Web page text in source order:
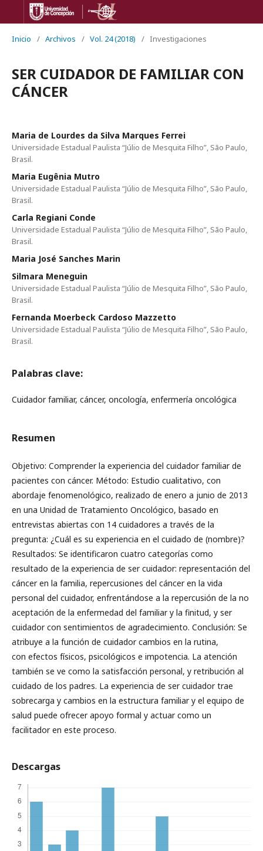
Inicio / Archivos / Vol. 24 (2018) / Investigaciones
SER CUIDADOR DE FAMILIAR CON
CÁNCER
Maria de Lourdes da Silva Marques Ferrei
Universidade Estadual Paulista “Júlio de Mesquita Filho”, São Paulo,
Brasil.
Maria Eugênia Mutro
Universidade Estadual Paulista “Júlio de Mesquita Filho”, São Paulo,
Brasil.
Carla Regiani Conde
Universidade Estadual Paulista “Júlio de Mesquita Filho”, São Paulo,
Brasil.
Maria José Sanches Marin
Silmara Meneguin
Universidade Estadual Paulista “Júlio de Mesquita Filho”, São Paulo,
Brasil.
Fernanda Moerbeck Cardoso Mazzetto
Universidade Estadual Paulista “Júlio de Mesquita Filho”, São Paulo,
Brasil.
Palabras clave:
Cuidador familiar, cáncer, oncología, enfermería oncológica
Resumen
Objetivo: Comprender la experiencia del cuidador familiar de
pacientes con cáncer. Método: Estudio cualitativo, con
abordaje fenomenológico, realizado de enero a junio de 2013
en una Unidad de Tratamiento Oncológico, basado en
entrevistas abiertas con 14 cuidadores a través de la
pregunta: ¿Cuál es su experiencia en el cuidado de (nombre)?
Resultados: Se identificaron cuatro categorías como
resultado de la experiencia de ser cuidador: representación del
cáncer en la familia, repercusiones del cáncer en la vida
personal del cuidador, enfrentándose a la repercusión de la no
aceptación de la enfermedad del familiar y la finitud, y ser
cuidador con sentimientos de agradecimiento. Conclusión: Se
atribuye a la función de cuidador cambios en la rutina,
con efectos físicos, psicológicos e impotencia. La atención
también se ve como la satisfacción personal, y retribución al
cuidado de los padres. La experiencia de ser cuidador trae
sobrecarga y cambios en la estructura familiar y el equipo de
salud puede ofrecer apoyo formal y actuar como un
facilitador en este proceso.
Descargas